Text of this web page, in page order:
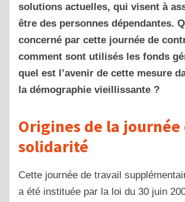
solutions actuelles, qui visent à
être des personnes dépendantes.
concerné par cette journée de
comment sont utilisés les fonds
quel est l’avenir de cette mesure
la démographie vieillissante ?
Origines de la journée
solidarité
Cette journée de travail
a été instituée par la loi du 30 juin